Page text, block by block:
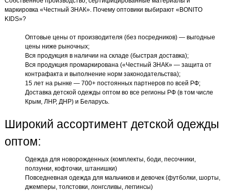
маркировка «Честный ЗНАК». Почему оптовики выбирают «BONITO
KIDS»?
Оптовые цены от производителя (без посредников) — выгодные
цены ниже рыночных;
Вся продукция в наличии на складе (быстрая доставка);
Вся продукция промаркирована («Честный ЗНАК» — защита от
контрафакта и выполнение норм законодательства);
15 лет на рынке — 700+ постоянных партнеров по всей РФ;
Доставка детской одежды оптом во все регионы РФ (в том числе
Крым, ЛНР, ДНР) и Беларусь.
Широкий ассортимент детской одежды
оптом:
Одежда для новорожденных (комплекты, боди, песочники,
ползунки, кофточки, штанишки)
Повседневная одежда для мальчиков и девочек (футболки, шорты,
джемперы, толстовки, лонгсливы, леггинсы)